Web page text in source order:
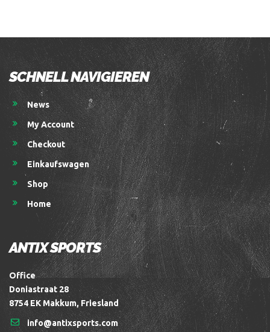
SCHNELL NAVIGIEREN
News
My Account
Checkout
Einkaufswagen
Shop
Home
ANTIX SPORTS
Office
Doniastraat 28
8754 EK Makkum, Friesland
info@antixsports.com